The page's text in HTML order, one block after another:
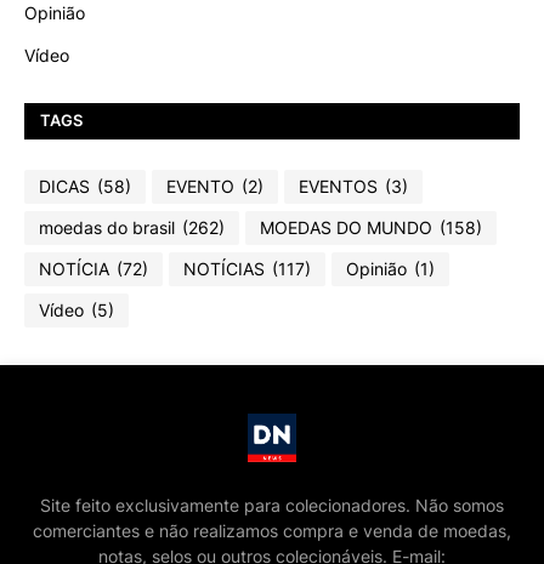
Opinião
Vídeo
TAGS
DICAS (58) EVENTO (2) EVENTOS (3)
moedas do brasil (262) MOEDAS DO MUNDO (158)
NOTÍCIA (72) NOTÍCIAS (117) Opinião (1)
Vídeo (5)
Site feito exclusivamente para colecionadores. Não somos
comerciantes e não realizamos compra e venda de moedas,
notas, selos ou outros colecionáveis. E-mail: